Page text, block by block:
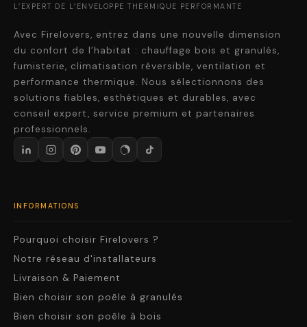
L’EXPERT DE L’ENVELOPPE THERMIQUE PERFORMANTE
Avec Firelovers, entrez dans une nouvelle dimension
du confort de l’habitat : chauffage bois et granulés,
fumisterie, climatisation réversible, ventilation et
performance thermique. Nous sélectionnons des
solutions fiables, esthétiques et durables, avec
conseil expert, service premium et partenaires
professionnels.
INFORMATIONS
Pourquoi choisir Firelovers ?
Notre réseau d'installateurs
Livraison & Paiement
Bien choisir son poêle à granulés
Bien choisir son poêle à bois